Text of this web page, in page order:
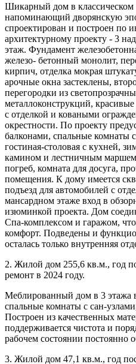
Шикарный дом в классическом
напоминающий дворянскую
спроектирован и построен по
архитектурному проекту - 3
этаж. Фундамент
железо- бетонный монолит,
кирпич, отделка мокрая
арочные окна застеклены,
перегородки из
металлоконструкций,
с отделкой и коваными
окрестности. По проекту
балконами, спальные комнаты
гостиная-столовая с кухней,
камином и лестничным
погреб, комната для досуга,
помещения. К дому имеется
подъезд для автомобилей с
мансардном этаже вход в
изюминкой проекта. Дом
Спа-комплексом и гаражом,
комфорт. Подведены и
осталась только внутренняя
2. Жилой дом 255,6 кв.м., год
ремонт в 2024 году.
Меблированный дом в 3 этажа
спальные комнаты с сан-
Построен из качественных
поддерживается чистота и
рабочем состоянии постоянно
3. Жилой дом 47,1 кв.м., год